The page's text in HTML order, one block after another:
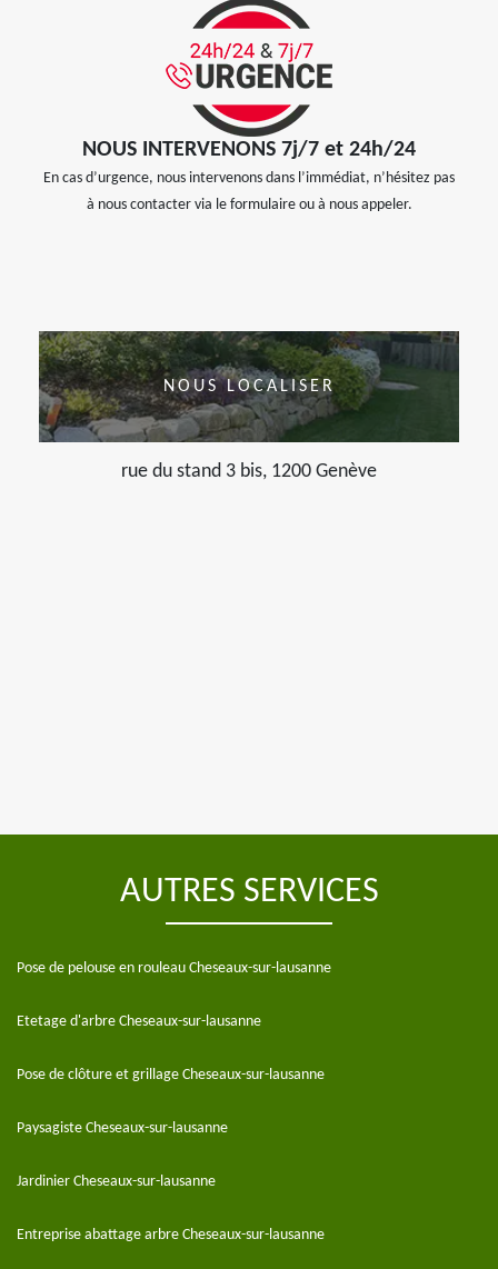
NOUS INTERVENONS 7j/7 et 24h/24
En cas d’urgence, nous intervenons dans l’immédiat, n’hésitez pas
à nous contacter via le formulaire ou à nous appeler.
NOUS LOCALISER
rue du stand 3 bis, 1200 Genève
AUTRES SERVICES
Pose de pelouse en rouleau Cheseaux-sur-lausanne
Etetage d'arbre Cheseaux-sur-lausanne
Pose de clôture et grillage Cheseaux-sur-lausanne
Paysagiste Cheseaux-sur-lausanne
Jardinier Cheseaux-sur-lausanne
Entreprise abattage arbre Cheseaux-sur-lausanne